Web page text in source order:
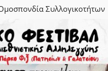
Συλλογικοτήτων